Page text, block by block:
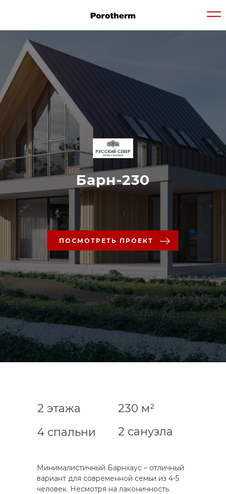
Барн-230
ПОСМОТРЕТЬ ПРОЕКТ
2 этажа
230 м²
4 спальни
2 санузла
Минималистичный Барнхаус – отличный
вариант для современной семьи из 4-5
человек. Несмотря на лаконичность